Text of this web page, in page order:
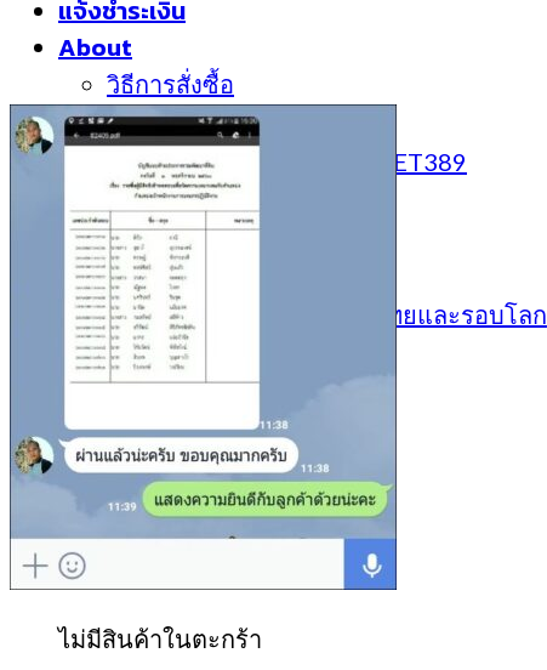
แจ้งชำระเงิน
About
วิธีการสั่งซื้อ
วิธีการจัดส่ง
คำถามที่พบบ่อย (FAQ) SHEET389
ติดตามสถานะการสั่งซื้อ
ร้านเราใน Shopee
ประกาศสอบ
เหตุการณ์ปัจจุบัน ทันข่าว ไทยและรอบโลก
ตะกร้าสินค้า /0฿0
ไม่มีสินค้าในตะกร้า
0
ตะกร้าสินค้า
ไม่มีสินค้าในตะกร้า